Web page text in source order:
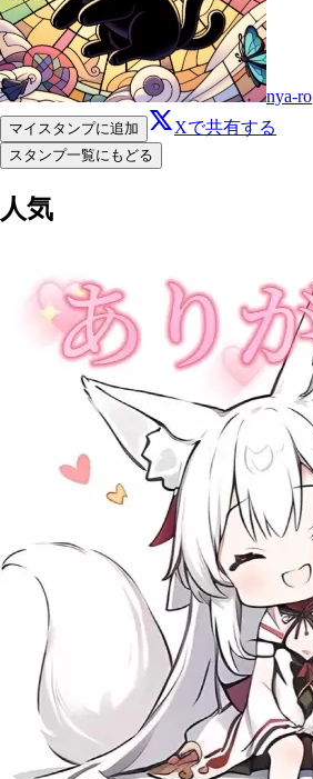
nya-ro
マイスタンプに追加 Xで共有する
スタンプ一覧にもどる
人気